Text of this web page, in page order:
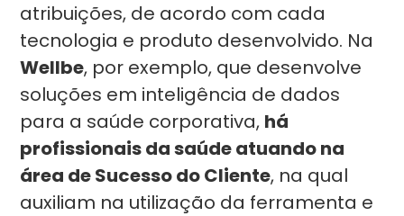
atribuições, de acordo com cada
tecnologia e produto desenvolvido. Na
Wellbe, por exemplo, que desenvolve
soluções em inteligência de dados
para a saúde corporativa, há
profissionais da saúde atuando na
área de Sucesso do Cliente, na qual
auxiliam na utilização da ferramenta e